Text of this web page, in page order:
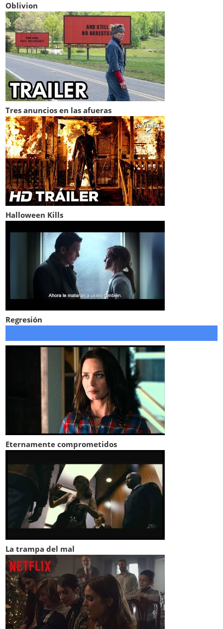
Oblivion
Tres anuncios en las afueras
Halloween Kills
Regresión
Eternamente comprometidos
La trampa del mal